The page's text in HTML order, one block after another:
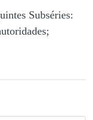
Subséries: